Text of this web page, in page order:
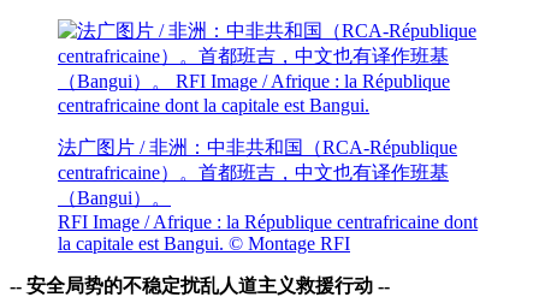
法广图片 / 非洲：中非共和国（RCA-République
centrafricaine）。首都班吉，中文也有译作班基
（Bangui）。
RFI Image / Afrique : la République centrafricaine dont
la capitale est Bangui. © Montage RFI
-- 安全局势的不稳定扰乱人道主义救援行动 --